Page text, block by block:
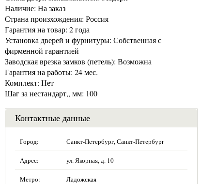
Наличие: На заказ
Страна произхождения: Россия
Гарантия на товар: 2 года
Установка дверей и фурнитуры: Собственная с
фирменной гарантией
Заводская врезка замков (петель): Возможна
Гарантия на работы: 24 мес.
Комплект: Нет
Шаг за нестандарт,, мм: 100
Контактные данные
Город: Санкт-Петербург, Санкт-Петербург
Адрес: ул. Якорная, д. 10
Метро: Ладожская